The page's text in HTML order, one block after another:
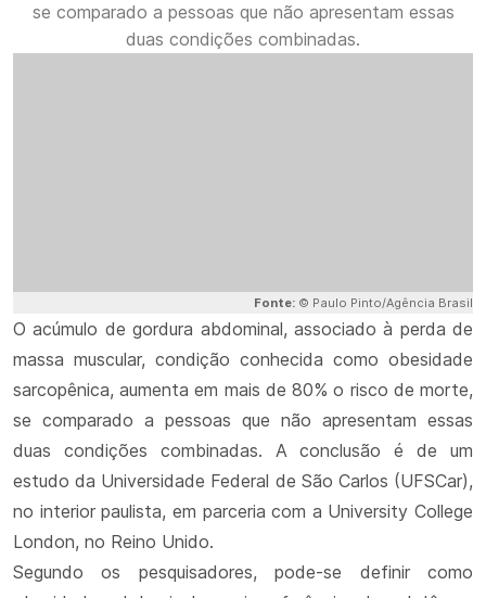
se comparado a pessoas que não apresentam essas
duas condições combinadas.
Fonte: © Paulo Pinto/Agência Brasil
O acúmulo de gordura abdominal, associado à perda de
massa muscular, condição conhecida como obesidade
sarcopênica, aumenta em mais de 80% o risco de morte,
se comparado a pessoas que não apresentam essas
duas condições combinadas. A conclusão é de um
estudo da Universidade Federal de São Carlos (UFSCar),
no interior paulista, em parceria com a University College
London, no Reino Unido.
Segundo os pesquisadores, pode-se definir como